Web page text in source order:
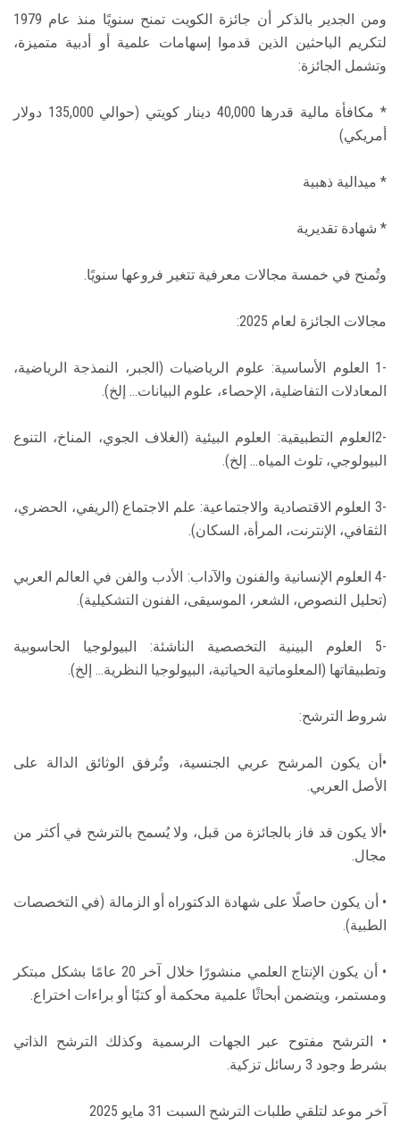
ومن الجدير بالذكر أن جائزة الكويت تمنح سنويًا منذ عام 1979
لتكريم الباحثين الذين قدموا إسهامات علمية أو أدبية متميزة،
وتشمل الجائزة:
* مكافأة مالية قدرها 40,000 دينار كويتي (حوالي 135,000 دولار
أمريكي)
* ميدالية ذهبية
* شهادة تقديرية
وتُمنح في خمسة مجالات معرفية تتغير فروعها سنويًا.
مجالات الجائزة لعام 2025:
-1 العلوم الأساسية: علوم الرياضيات (الجبر، النمذجة الرياضية،
المعادلات التفاضلية، الإحصاء، علوم البيانات... إلخ).
-2العلوم التطبيقية: العلوم البيئية (الغلاف الجوي، المناخ، التنوع
البيولوجي، تلوث المياه... إلخ).
-3 العلوم الاقتصادية والاجتماعية: علم الاجتماع (الريفي، الحضري،
الثقافي، الإنترنت، المرأة، السكان).
-4 العلوم الإنسانية والفنون والآداب: الأدب والفن في العالم العربي
(تحليل النصوص، الشعر، الموسيقى، الفنون التشكيلية).
-5 العلوم البينية التخصصية الناشئة: البيولوجيا الحاسوبية
وتطبيقاتها (المعلوماتية الحياتية، البيولوجيا النظرية... إلخ).
شروط الترشح:
•أن يكون المرشح عربي الجنسية، وتُرفق الوثائق الدالة على
الأصل العربي.
•ألا يكون قد فاز بالجائزة من قبل، ولا يُسمح بالترشح في أكثر من
مجال.
• أن يكون حاصلًا على شهادة الدكتوراه أو الزمالة (في التخصصات
الطبية).
• أن يكون الإنتاج العلمي منشورًا خلال آخر 20 عامًا بشكل مبتكر
ومستمر، ويتضمن أبحاثًا علمية محكمة أو كتبًا أو براءات اختراع.
• الترشح مفتوح عبر الجهات الرسمية وكذلك الترشح الذاتي
بشرط وجود 3 رسائل تزكية.
آخر موعد لتلقي طلبات الترشح السبت 31 مايو 2025